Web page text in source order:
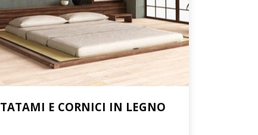
TATAMI E CORNICI IN LEGNO